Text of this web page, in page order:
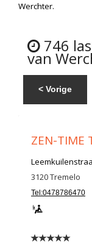
Werchter.
746
van
< Vorige
ZEN-TIME
3120Tremelo
Tel:0478786470